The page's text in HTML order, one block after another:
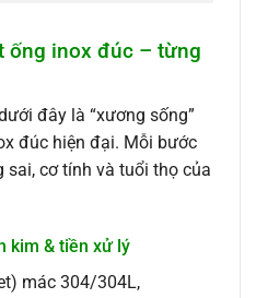
ống inox đúc – từng
đây là “xương sống”
đúc hiện đại. Mỗi bước
cơ tính và tuổi thọ của
kim & tiền xử lý
mác 304/304L,